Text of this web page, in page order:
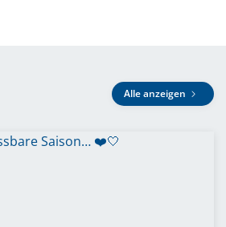
Alle anzeigen